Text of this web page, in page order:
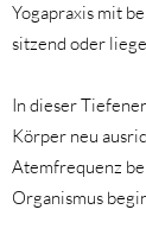
Yogapraxis mit
sitzend oder
In dieser
Körper neu
Atemfrequenz
Organismus